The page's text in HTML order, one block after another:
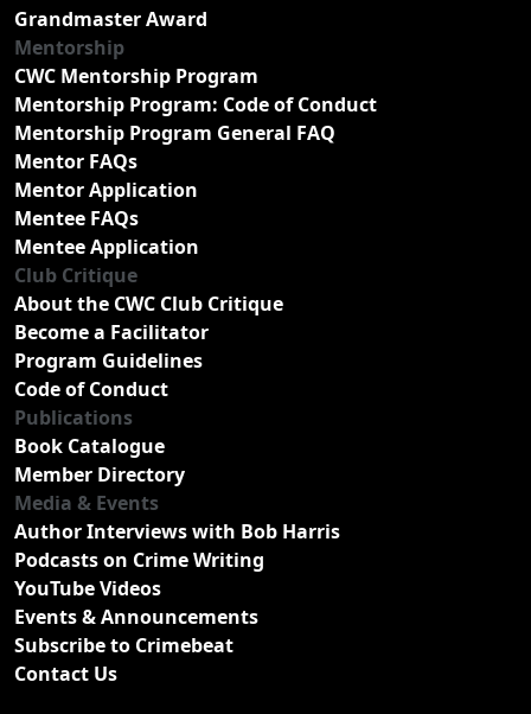
Grandmaster Award
Mentorship
CWC Mentorship Program
Mentorship Program: Code of Conduct
Mentorship Program General FAQ
Mentor FAQs
Mentor Application
Mentee FAQs
Mentee Application
Club Critique
About the CWC Club Critique
Become a Facilitator
Program Guidelines
Code of Conduct
Publications
Book Catalogue
Member Directory
Media & Events
Author Interviews with Bob Harris
Podcasts on Crime Writing
YouTube Videos
Events & Announcements
Subscribe to Crimebeat
Contact Us